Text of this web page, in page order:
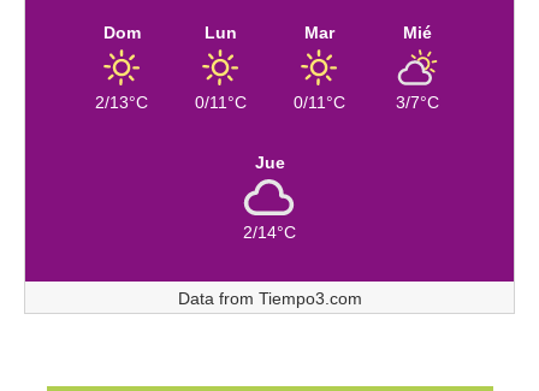
Dom
2/13°C
Lun
0/11°C
Mar
0/11°C
Mié
3/7°C
Jue
2/14°C
Data from Tiempo3.com